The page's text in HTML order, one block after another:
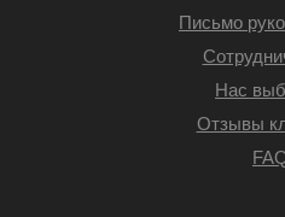
Письмо
Нас
Отзывы